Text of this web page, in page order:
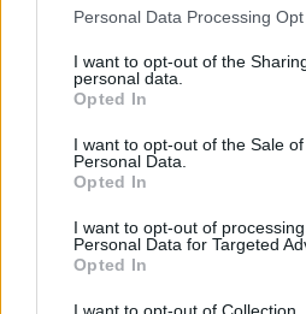
Please note that this website/app
not limited to your visit or usage
grant or deny consent to Google
use your data for below specified
consent section.
Personal Data Processing
I want to opt-out of the
personal data.
Opted In
I want to opt-out of the Sale
Personal Data.
Opted In
I want to opt-out of
Personal Data for Targeted
Opted In
ΑΠΟΡΡΉΤΟΥ
ΈΓΚΛΗΜΑ ΣΤΗ ΡΌΔΟ